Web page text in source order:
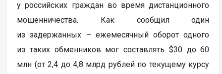
у российских граждан во время дистанционного
мошенничества. Как сообщил один
из задержанных – ежемесячный оборот одного
из таких обменников мог составлять $30 до 60
млн (от 2,4 до 4,8 млрд рублей по текущему курсу